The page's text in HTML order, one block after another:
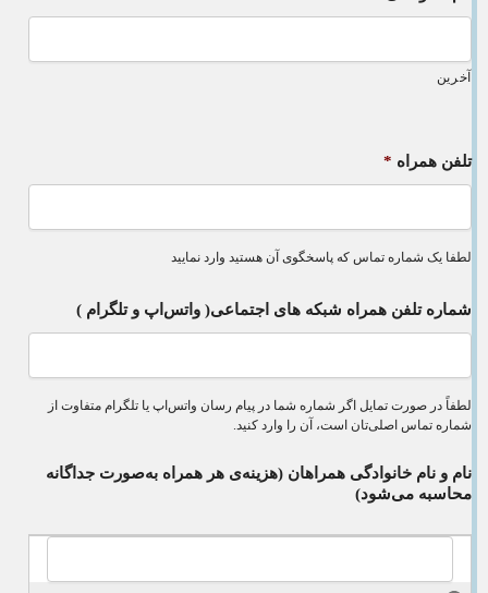
آخرین
تلفن همراه *
لطفا یک شماره تماس که پاسخگوی آن هستید وارد نمایید
شماره تلفن همراه شبکه های اجتماعی( واتس‌اپ و تلگرام )
لطفاً در صورت تمایل اگر شماره شما در پیام رسان واتس‌اپ یا تلگرام متفاوت از
شماره تماس اصلی‌تان است، آن را وارد کنید.
نام و نام خانوادگی همراهان (هزینه‌ی هر همراه به‌صورت جداگانه
محاسبه می‌شود)